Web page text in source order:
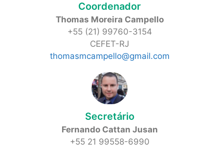
Coordenador
Thomas Moreira Campello
+55 (21) 99760-3154
CEFET-RJ
thomasmcampello@gmail.com
Secretário
Fernando Cattan Jusan
+55 21 99558-6990